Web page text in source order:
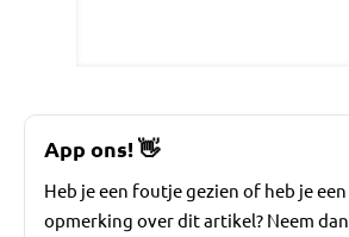
App ons!👋
Heb je een foutje gezien of heb je een
opmerking over dit artikel? Neem dan